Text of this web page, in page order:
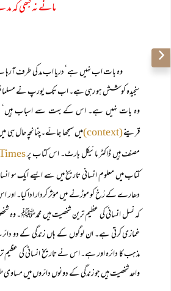
مانے نہ کبھی
وہ بات اب نہیں ہے‘ دریا اب مد کی طرف آرہا ہے۔
سنجیدہ کوشش ہو رہی ہے۔ اب تک یورپ نے مسلمانوں
وہ بات نہیں ہے۔ اس کے بہت سے اسباب ہیں‘
قرینے(context) میں سمجھا جائے۔چنانچہ حال ہی میں
مصنف ہیں ڈاکٹر مائیکل ہارٹ۔ اس کتاب پر
کتاب میں معلوم انسانی تاریخ میں سے ایسے ایک سو
دھارے کے رُخ کو موڑنے میں مؤثر کردار ادا کیا۔
کہ نسل انسانی کی عظیم ترین شخصیت ہیں محمدﷺ۔ وہ
غمازی کرتی ہے۔ ان لوگوں کے ہاں زندگی کے دو دائرے
مذہب کا دائرہ اور ہے۔ اس نے تاریخ انسانی کی
واحد شخصیت ہیں جو زندگی کے دونوں دائروں میں مساوی